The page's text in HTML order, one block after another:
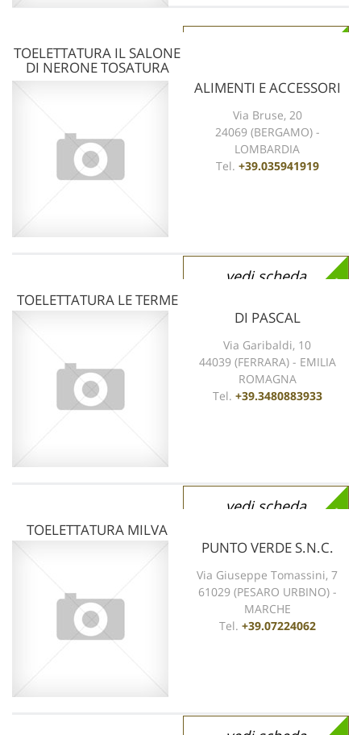
TOELETTATURA IL SALONE
DI NERONE TOSATURA
ALIMENTI E ACCESSORI
Via Bruse, 20
24069 (BERGAMO) -
LOMBARDIA
Tel. +39.035941919
vedi scheda
TOELETTATURA LE TERME
DI PASCAL
Via Garibaldi, 10
44039 (FERRARA) - EMILIA
ROMAGNA
Tel. +39.3480883933
vedi scheda
TOELETTATURA MILVA
PUNTO VERDE S.N.C.
Via Giuseppe Tomassini, 7
61029 (PESARO URBINO) -
MARCHE
Tel. +39.07224062